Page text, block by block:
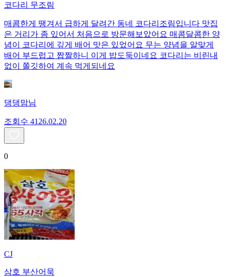
코다리 무조림
매콤한게 땡겨서 급하게 달려간 동네 코다리조림입니다 맛집
은 거리가 좀 있어서 처음으로 방문해보았어요 매콤달콤한 양
념이 코다리에 깊게 배어 맛은 있었어요 무는 양념을 알맞게
배어 부드럽고 짭짤하니 이게 밥도둑이네요 코다리는 비린내
없이 쫄깃하여 계속 먹게되네요
댕댕맘님
조회수 41 26.02.20
0
CJ
삼호 부산어묵